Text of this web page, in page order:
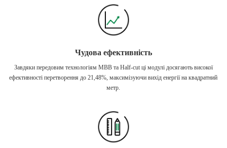
Чудова ефективність
Завдяки передовим технологіям MBB та Half-cut ці модулі досягають високої
ефективності перетворення до 21,48%, максимізуючи вихід енергії на квадратний
метр.